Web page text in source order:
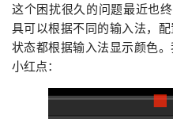
这个困扰很久的问题最近也
具可以根据不同的输入法，
状态都根据输入法显示颜色
小红点：